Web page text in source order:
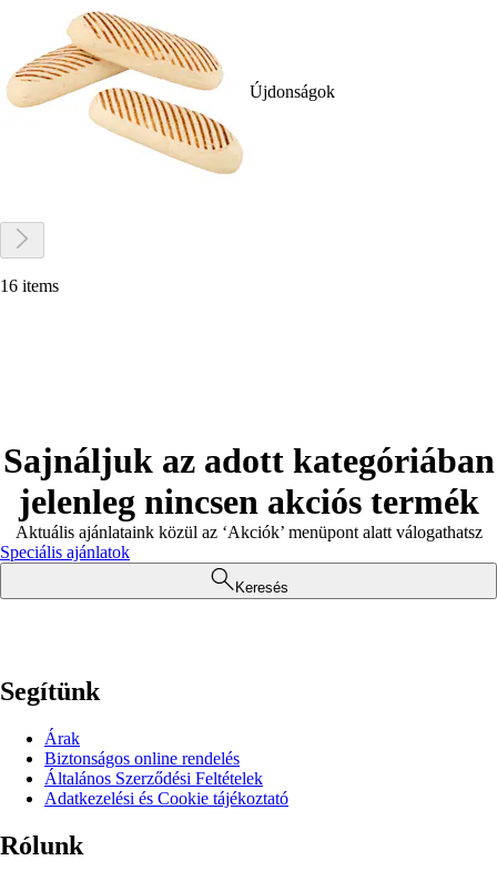
Újdonságok
16 items
Sajnáljuk az adott kategóriában
jelenleg nincsen akciós termék
Aktuális ajánlataink közül az ‘Akciók’ menüpont alatt válogathatsz
Speciális ajánlatok
Keresés
Segítünk
Árak
Biztonságos online rendelés
Általános Szerződési Feltételek
Adatkezelési és Cookie tájékoztató
Rólunk